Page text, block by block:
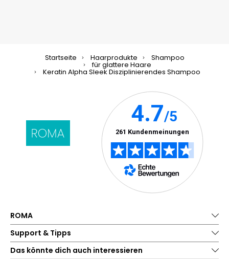
Startseite Haarprodukte Shampoo
für glattere Haare
Keratin Alpha Sleek Disziplinierendes Shampoo
ROMA
Support & Tipps
Das könnte dich auch interessieren